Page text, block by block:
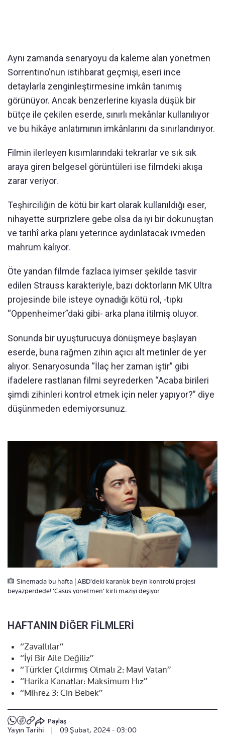
Aynı zamanda senaryoyu da kaleme alan yönetmen
Sorrentino’nun istihbarat geçmişi, eseri ince
detaylarla zenginleştirmesine imkân tanımış
görünüyor. Ancak benzerlerine kıyasla düşük bir
bütçe ile çekilen eserde, sınırlı mekânlar kullanılıyor
ve bu hikâye anlatımının imkânlarını da sınırlandırıyor.
Filmin ilerleyen kısımlarındaki tekrarlar ve sık sık
araya giren belgesel görüntüleri ise filmdeki akışa
zarar veriyor.
Teşhirciliğin de kötü bir kart olarak kullanıldığı eser,
nihayette sürprizlere gebe olsa da iyi bir dokunuştan
ve tarihî arka planı yeterince aydınlatacak ivmeden
mahrum kalıyor.
Öte yandan filmde fazlaca iyimser şekilde tasvir
edilen Strauss karakteriyle, bazı doktorların MK Ultra
projesinde bile isteye oynadığı kötü rol, -tıpkı
“Oppenheimer”daki gibi- arka plana itilmiş oluyor.
Sonunda bir uyuşturucuya dönüşmeye başlayan
eserde, buna rağmen zihin açıcı alt metinler de yer
alıyor. Senaryosunda “İlaç her zaman iştir” gibi
ifadelere rastlanan filmi seyrederken “Acaba birileri
şimdi zihinleri kontrol etmek için neler yapıyor?” diye
düşünmeden edemiyorsunuz.
Sinemada bu hafta | ABD'deki karanlık beyin kontrolü projesi
beyazperdede! ‘Casus yönetmen’ kirli maziyi deşiyor
HAFTANIN DİĞER FİLMLERİ
“Zavallılar”
“İyi Bir Aile Değiliz”
“Türkler Çıldırmış Olmalı 2: Mavi Vatan”
“Harika Kanatlar: Maksimum Hız”
“Mihrez 3: Cin Bebek”
Paylaş
Yayın Tarihi 09 Şubat, 2024 - 03:00